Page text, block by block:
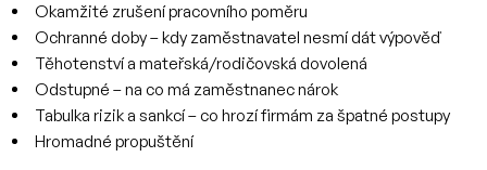
Okamžité zrušení pracovního poměru
Ochranné doby – kdy zaměstnavatel nesmí dát výpověď
Těhotenství a mateřská/rodičovská dovolená
Odstupné – na co má zaměstnanec nárok
Tabulka rizik a sankcí – co hrozí firmám za špatné postupy
Hromadné propuštění